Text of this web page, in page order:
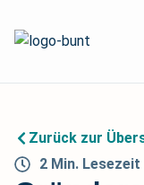
Zurück zur
2 Min.Lesezeit